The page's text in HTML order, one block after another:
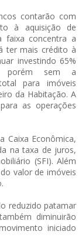
contarão com
à aquisição de
faixa concentra a
ter mais crédito à
investindo 65%
porém sem a
para imóveis
da Habitação. A
as operações
Caixa Econômica,
na taxa de juros,
(SFI). Além
valor de imóveis
reduzido patamar
diminuirão
iniciado